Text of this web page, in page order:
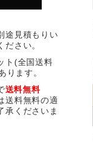
途見積もりい
さい。
ト(全国送料
ります。
送料無料
送料無料の適
承くださいま